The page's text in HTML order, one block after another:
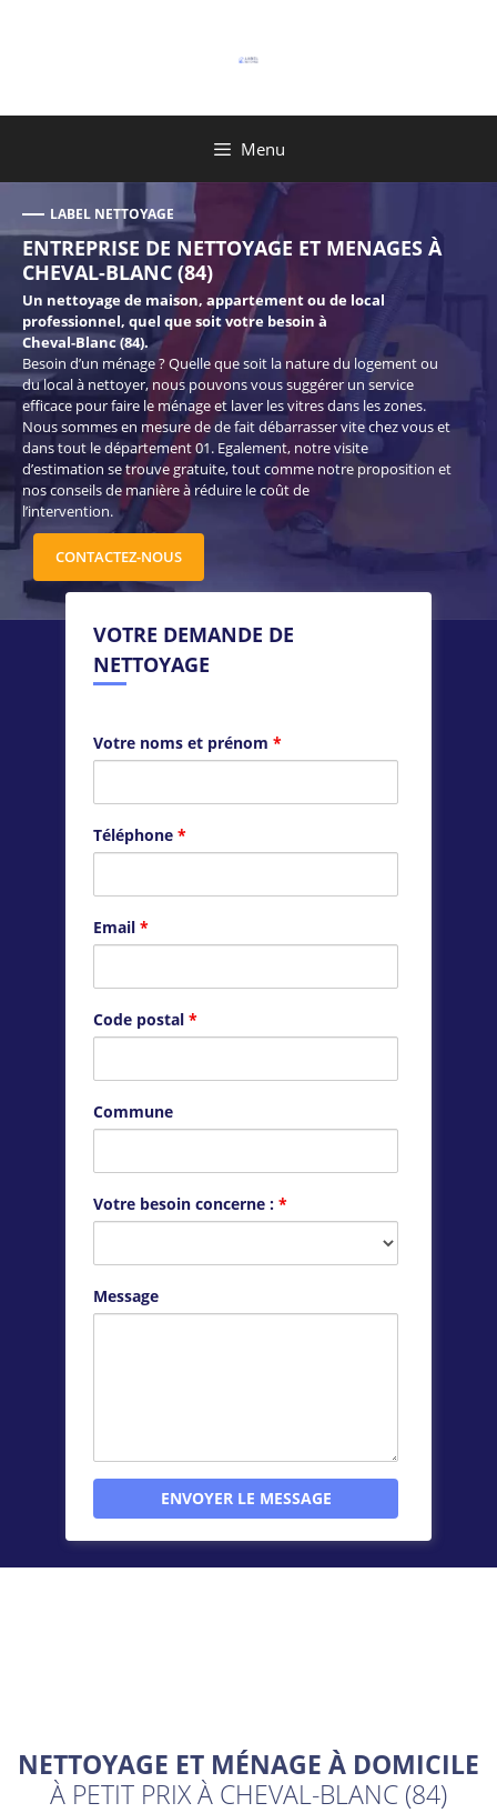
Menu
LABEL NETTOYAGE
ENTREPRISE DE NETTOYAGE ET MENAGES À
CHEVAL-BLANC (84)
Un nettoyage de maison, appartement ou de local
professionnel, quel que soit votre besoin à
Cheval-Blanc (84).
Besoin d’un ménage ? Quelle que soit la nature du logement ou
du local à nettoyer, nous pouvons vous suggérer un service
efficace pour faire le ménage et laver les vitres dans les zones.
Nous sommes en mesure de de fait débarrasser vite chez vous et
dans tout le département 01. Egalement, notre visite
d’estimation se trouve gratuite, tout comme notre proposition et
nos conseils de manière à réduire le coût de
l’intervention.
CONTACTEZ-NOUS
VOTRE DEMANDE DE
NETTOYAGE
Votre noms et prénom *
Téléphone *
Email *
Code postal *
Commune
Votre besoin concerne : *
Message
NETTOYAGE ET MÉNAGE À DOMICILE
À PETIT PRIX À CHEVAL-BLANC (84)